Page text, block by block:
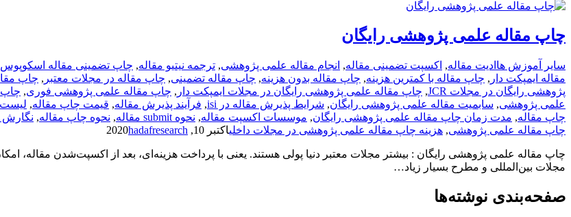
چاپ مقاله علمی پژوهشی رایگان
سایر آموزش ها ادیت مقاله, اکسپت تضمینی مقاله, انجام مقاله علمی پژوهشی, ترجمه نیتیو مقاله, چاپ تضمینی مقاله اسکوپوس
مقاله ایمپکت دار , چاپ مقاله با کمترین هزینه, چاپ مقاله بدون هزینه, چاپ مقاله تضمینی, چاپ مقاله در مجلات معتبر , چاپ
پژوهشی رایگان در مجلات JCR
, چاپ مقاله علمی پژوهشی رایگان در مجلات ایمپکت دار , چاپ مقاله علمی پژوهشی فوری, چاپ
علمی پژوهشی, سابمیت مقاله علمی پژوهشی رایگان, شرایط پذیرش مقاله در isi , فرآیند پذیرش مقاله, قیمت چاپ مقاله, لیست
چاپ مقاله, مدت زمان چاپ مقاله علمی پژوهشی رایگان, موسسات اکسپت مقاله, نحوه submit مقاله , نحوه چاپ مقاله, نگارش
چاپ مقاله علمی پژوهشی, هزینه چاپ مقاله علمی پژوهشی در مجلات داخلیاکتبر 10, 2020 hadafresearch
چاپ مقاله علمی پژوهشی رایگان : بیشتر مجلات معتبر دنیا پولی هستند. یعنی با پرداخت هزینه‌ای، بعد از اکسپت‌شدن مقاله،
مجلات بین‌المللی و مطرح بسیار زیاد…
صفحه‌بندی نوشته‌ها